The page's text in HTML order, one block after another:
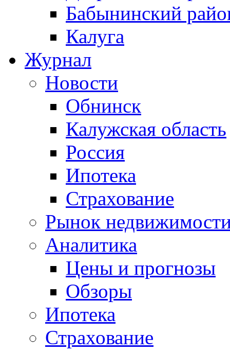
Бабынинский
Калуга
Журнал
Новости
Обнинск
Калужская область
Россия
Ипотека
Страхование
Рынок
Аналитика
Цены и прогнозы
Обзоры
Ипотека
Страхование